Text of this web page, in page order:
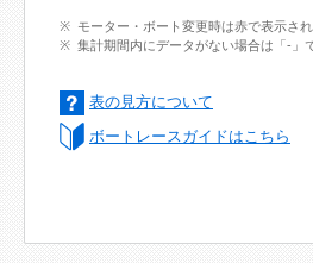
モーター・ボート変更時は赤で表示され
集計期間内にデータがない場合は「-」
表の見方について
ボートレースガイドはこちら